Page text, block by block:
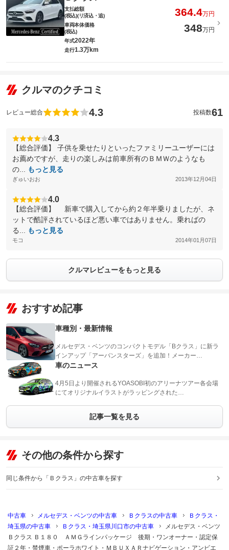
支払総額
(税込)(リ済込・追)
364.4万円
車両本体価格
(税込)
348万円
年式2022年
走行1.3万km
クルマのクチコミ
レビュー総合 4.3 投稿数61
4.3
【総合評価】 子供を乗せたりといったファミリーユーザーには
お薦めですが、走りの楽しみは前車所有のＢＭＷのようなも
の...
もっと見る
ぎゅいおお 2013年12月04日
4.0
【総合評価】 新車で購入してから約２年半乗りましたが、ネ
ットで酷評されているほど悪い車ではありません。乗ればの
る...
もっと見る
モコ 2014年01月07日
クルマレビューをもっと見る
おすすめ記事
車種別・最新情報
メルセデス・ベンツのコンパクトモデル「Bクラス」に新ラ
インアップ「アーバンスターズ」を追加！メーカー…
車のニュース
4月5日より開催されるYOASOBI初のアリーナツアー各会場
にてオリジナルイラストがラッピングされた…
記事一覧を見る
その他の条件から探す
同じ条件から「Ｂクラス」の中古車を探す
中古車 メルセデス・ベンツの中古車 Ｂクラスの中古車
Ｂクラス・
埼玉県の中古車
Ｂクラス・埼玉県川口市の中古車
メルセデス・ベンツ
Ｂクラス Ｂ１８０ ＡＭＧラインパッケージ 後期・ワンオーナー・認定保
証２年・禁煙車・ポーラホワイト・ＭＢＵＸＡＲナビゲーション・アンビエ